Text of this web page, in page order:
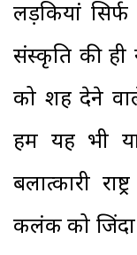
लड़कियां
संस्कृति की ही
को शह देने
हमें यह भी
बलात्कारी
कलंक को जिंदा